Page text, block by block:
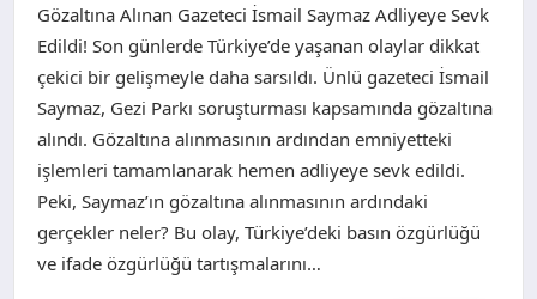
KÜLTÜR SANAT
SAĞLIK
TEKNOLOJI
Gözaltına Alınan Gazeteci İsmail Saymaz Adliyeye Sevk
Edildi! Son günlerde Türkiye’de yaşanan olaylar dikkat
çekici bir gelişmeyle daha sarsıldı. Ünlü gazeteci İsmail
Saymaz, Gezi Parkı soruşturması kapsamında gözaltına
alındı. Gözaltına alınmasının ardından emniyetteki
işlemleri tamamlanarak hemen adliyeye sevk edildi.
Peki, Saymaz’ın gözaltına alınmasının ardındaki
gerçekler neler? Bu olay, Türkiye’deki basın özgürlüğü
ve ifade özgürlüğü tartışmalarını…